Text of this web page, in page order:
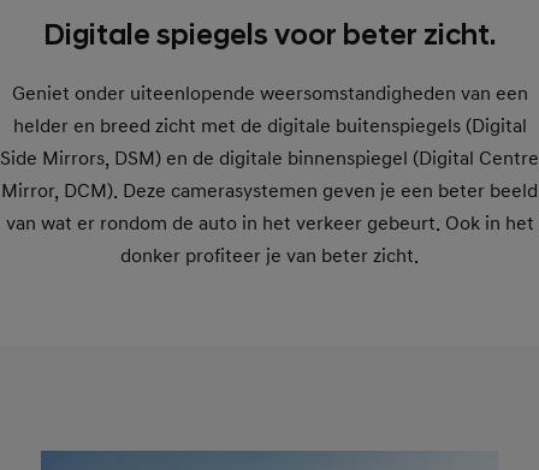
Digitale spiegels voor beter zicht.
Geniet onder uiteenlopende weersomstandigheden van een
helder en breed zicht met de digitale buitenspiegels (Digital
Side Mirrors, DSM) en de digitale binnenspiegel (Digital Centre
Mirror, DCM). Deze camerasystemen geven je een beter beeld
van wat er rondom de auto in het verkeer gebeurt. Ook in het
donker profiteer je van beter zicht.